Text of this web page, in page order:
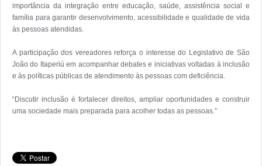
importância da integração entre educação, saúde, assistência social e
família para garantir desenvolvimento, acessibilidade e qualidade de vida
às pessoas atendidas.
A participação dos vereadores reforça o interesse do Legislativo de São
João do Itaperiú em acompanhar debates e iniciativas voltadas à inclusão
e às políticas públicas de atendimento às pessoas com deficiência.
“Discutir inclusão é fortalecer direitos, ampliar oportunidades e construir